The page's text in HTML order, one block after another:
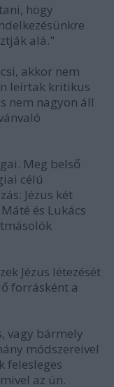
hogy
alá."
akkor nem
leírtak kritikus
nem nagyon áll
Meg belső
célú
Jézus két
és Lukács
Jézus létezését
forrásként a
vagy bármely
módszereivel
felesleges
az ún.